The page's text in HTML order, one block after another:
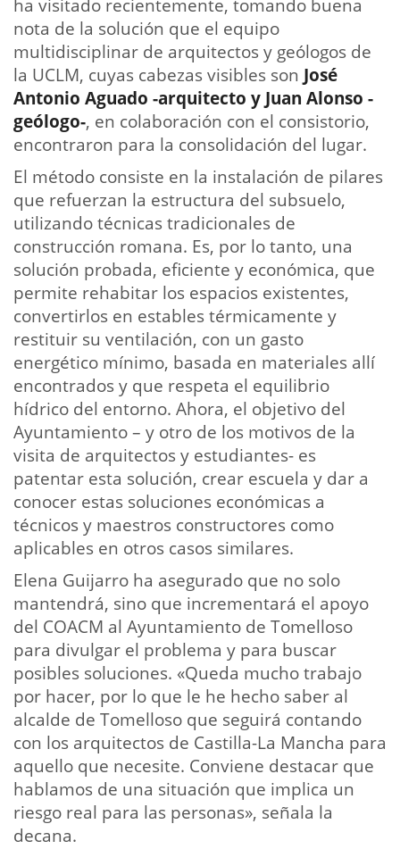
ha visitado recientemente, tomando buena
nota de la solución que el equipo
multidisciplinar de arquitectos y geólogos de
la UCLM, cuyas cabezas visibles son José
Antonio Aguado -arquitecto y Juan Alonso -
geólogo-, en colaboración con el consistorio,
encontraron para la consolidación del lugar.
El método consiste en la instalación de pilares
que refuerzan la estructura del subsuelo,
utilizando técnicas tradicionales de
construcción romana. Es, por lo tanto, una
solución probada, eficiente y económica, que
permite rehabitar los espacios existentes,
convertirlos en estables térmicamente y
restituir su ventilación, con un gasto
energético mínimo, basada en materiales allí
encontrados y que respeta el equilibrio
hídrico del entorno. Ahora, el objetivo del
Ayuntamiento – y otro de los motivos de la
visita de arquitectos y estudiantes- es
patentar esta solución, crear escuela y dar a
conocer estas soluciones económicas a
técnicos y maestros constructores como
aplicables en otros casos similares.
Elena Guijarro ha asegurado que no solo
mantendrá, sino que incrementará el apoyo
del COACM al Ayuntamiento de Tomelloso
para divulgar el problema y para buscar
posibles soluciones. «Queda mucho trabajo
por hacer, por lo que le he hecho saber al
alcalde de Tomelloso que seguirá contando
con los arquitectos de Castilla-La Mancha para
aquello que necesite. Conviene destacar que
hablamos de una situación que implica un
riesgo real para las personas», señala la
decana.